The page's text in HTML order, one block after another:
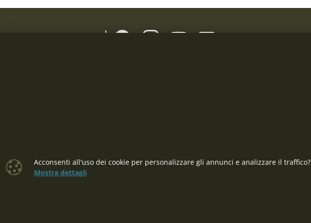
Acconsenti all'uso dei cookie per personalizzare gli annunci e analizzare il traffico?
Mostra dettagli
Cookies